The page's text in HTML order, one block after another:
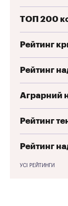
ТОП 200
Рейтинг
Рейтинг
Аграрний
Рейтинг
Рейтинг
УСІ РЕЙТИНГИ